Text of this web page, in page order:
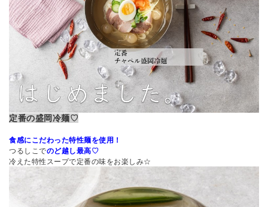
定番の盛岡冷麺♡
食感にこだわった特性麺を使用！
つるしこでのど越し最高♡
冷えた特性スープで定番の味をお楽しみ☆